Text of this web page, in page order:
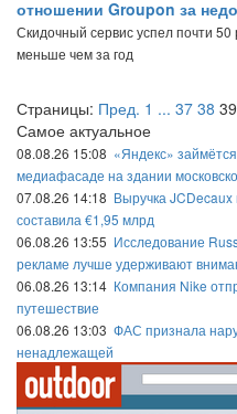
отношении Groupon за
Скидочный сервис успел почти
меньше чем за год
Страницы: Пред. 1 ... 37 38 39
Самое актуальное
08.08.26 15:08 «Яндекс»
медиафасаде на здании
07.08.26 14:18 Выручка JCDecaux
составила €1,95 млрд
06.08.26 13:55 Исследование
рекламе лучше удерживают
06.08.26 13:14 Компания Nike
путешествие
06.08.26 13:03 ФАС признала
ненадлежащей